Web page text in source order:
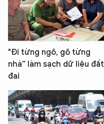
"Đi từng ngõ, gõ từng
nhà” làm sạch dữ liệu đất
đai